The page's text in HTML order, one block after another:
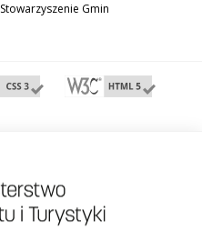
Stowarzyszenie Gmin